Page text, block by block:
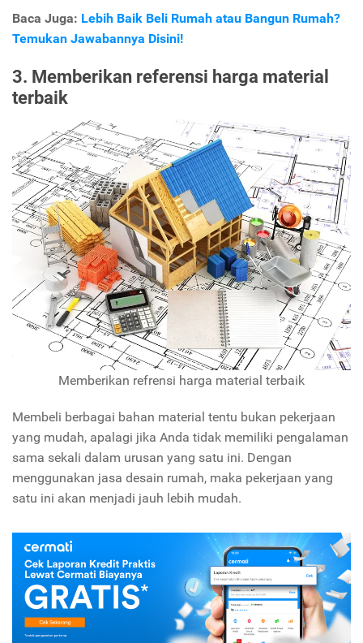
Baca Juga: Lebih Baik Beli Rumah atau Bangun Rumah?
Temukan Jawabannya Disini!
3. Memberikan referensi harga material
terbaik
Memberikan refrensi harga material terbaik
Membeli berbagai bahan material tentu bukan pekerjaan
yang mudah, apalagi jika Anda tidak memiliki pengalaman
sama sekali dalam urusan yang satu ini. Dengan
menggunakan jasa desain rumah, maka pekerjaan yang
satu ini akan menjadi jauh lebih mudah.